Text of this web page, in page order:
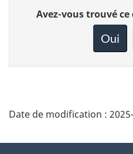
Donnez
votre
page
Avez-vous trouvé
Oui
Date de modification :